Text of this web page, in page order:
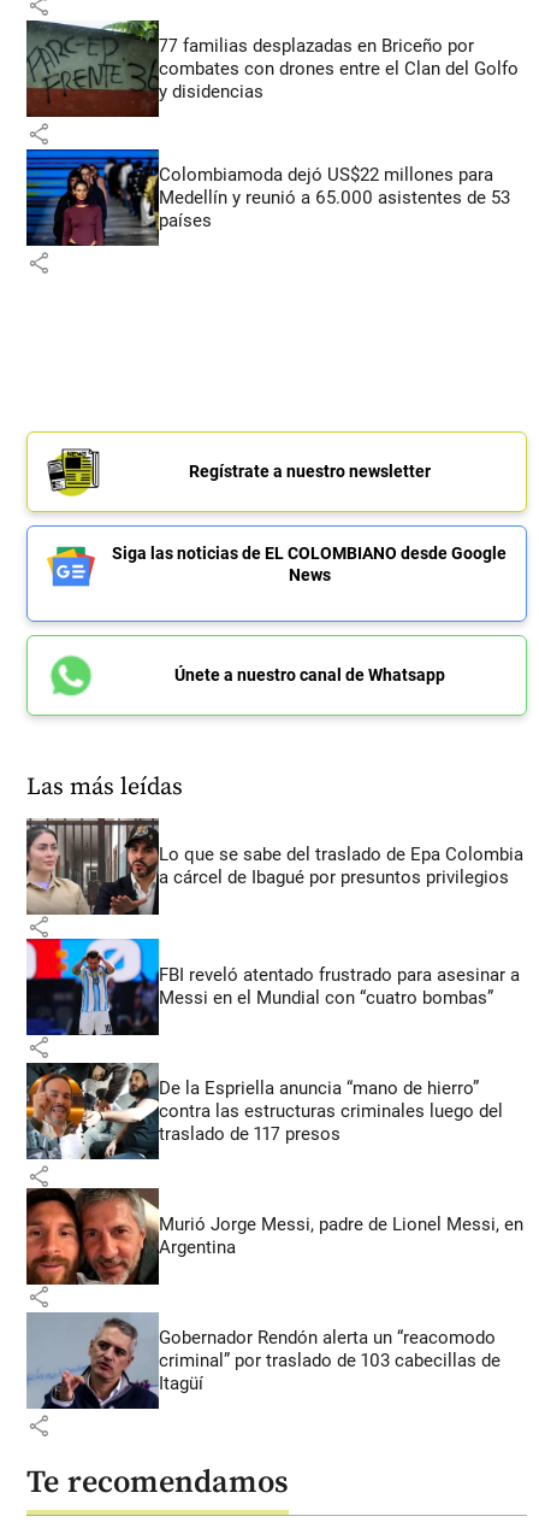
77 familias desplazadas en Briceño por
combates con drones entre el Clan del Golfo
y disidencias
share
Colombiamoda dejó US$22 millones para
Medellín y reunió a 65.000 asistentes de 53
países
share
Regístrate a nuestro newsletter
Siga las noticias de EL COLOMBIANO desde Google
News
Únete a nuestro canal de Whatsapp
Las más leídas
Lo que se sabe del traslado de Epa Colombia
a cárcel de Ibagué por presuntos privilegios
share
FBI reveló atentado frustrado para asesinar a
Messi en el Mundial con “cuatro bombas”
share
De la Espriella anuncia “mano de hierro”
contra las estructuras criminales luego del
traslado de 117 presos
share
Murió Jorge Messi, padre de Lionel Messi, en
Argentina
share
Gobernador Rendón alerta un “reacomodo
criminal” por traslado de 103 cabecillas de
Itagüí
share
Te recomendamos